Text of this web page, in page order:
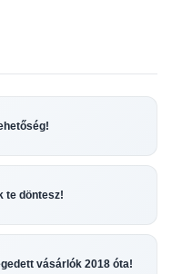
te döntesz!
vásárlók 2018 óta!